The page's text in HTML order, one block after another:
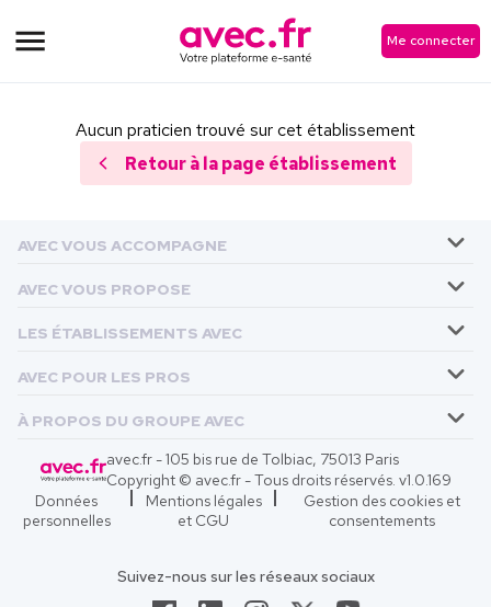
Me connecter
Aucun praticien trouvé sur cet établissement
Retour à la page établissement
AVEC VOUS ACCOMPAGNE
AVEC VOUS PROPOSE
LES ÉTABLISSEMENTS AVEC
AVEC POUR LES PROS
À PROPOS DU GROUPE AVEC
avec.fr - 105 bis rue de Tolbiac, 75013 Paris
Copyright © avec.fr - Tous droits réservés. v1.0.169
Données
personnelles
Mentions légales
et CGU
Gestion des cookies et
consentements
Suivez-nous sur les réseaux sociaux